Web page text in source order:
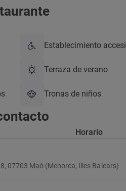
Establecimiento
Terraza de verano
Tronas de niños
Horario
07703 Maó (Menorca, Illes Balears)